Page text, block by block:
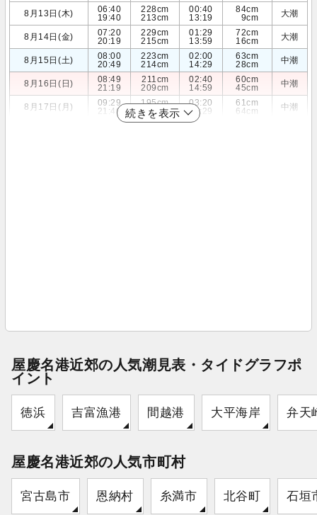
8月13日(木)
06:40
19:40
228cm
213cm
00:40
13:19
84cm
9cm
大潮
8月14日(金)
07:20
20:19
229cm
215cm
01:29
13:59
72cm
16cm
大潮
8月15日(土)
08:00
20:49
223cm
214cm
02:00
14:29
63cm
28cm
中潮
8月16日(日)
08:49
21:19
211cm
209cm
02:40
14:59
60cm
45cm
中潮
8月17日(月)
09:29
21:40
195cm
203cm
03:20
15:29
61cm
64cm
中潮
続きを表示
屋慶名港近郊の人気潮見表・タイドグラフポ
イント
徳浜 吉富漁港 間越港 大平海岸 弁天
屋慶名港近郊の人気市町村
宮古島市 恩納村 糸満市 北谷町 石垣